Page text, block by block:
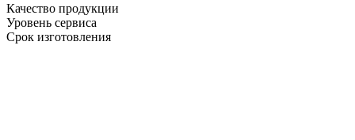
Качество продукции
Уровень сервиса
Срок изготовления